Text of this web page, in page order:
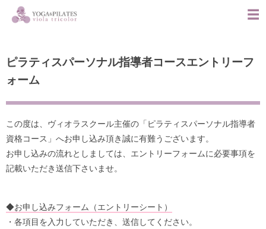
ピラティスパーソナル指導者コースエントリーフ
ォーム
この度は、ヴィオラスクール主催の「ピラティスパーソナル指導者
資格コース」へお申し込み頂き誠に有難うございます。
お申し込みの流れとしましては、エントリーフォームに必要事項を
記載いただき送信下さいませ。
◆お申し込みフォーム（エントリーシート）
・各項目を入力していただき、送信してください。